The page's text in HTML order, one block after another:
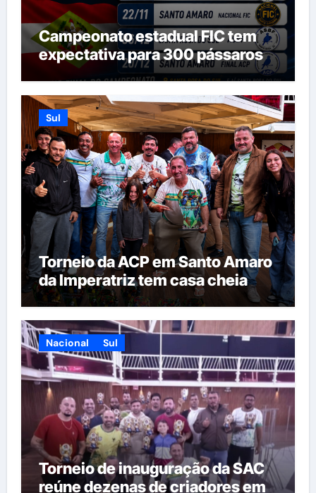
Campeonato estadual FIC tem
expectativa para 300 pássaros
Sul
Torneio da ACP em Santo Amaro
da Imperatriz tem casa cheia
Nacional Sul
Torneio de inauguração da SAC
reúne dezenas de criadores em